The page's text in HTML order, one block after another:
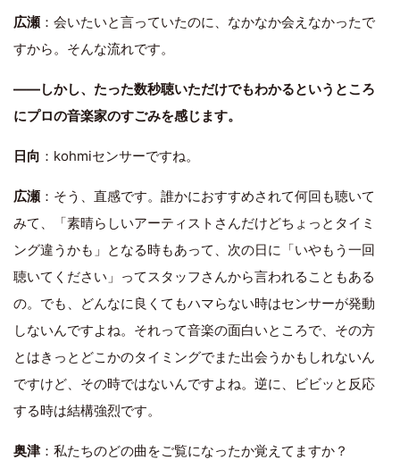
広瀬 ：会いたいと言っていたのに、なかなか会えなかったで
すから。そんな流れです。
――しかし、たった数秒聴いただけでもわかるというところ
にプロの音楽家のすごみを感じます。
日向 ：kohmiセンサーですね。
広瀬 ：そう、直感です。誰かにおすすめされて何回も聴いて
みて、「素晴らしいアーティストさんだけどちょっとタイミ
ング違うかも」となる時もあって、次の日に「いやもう一回
聴いてください」ってスタッフさんから言われることもある
の。でも、どんなに良くてもハマらない時はセンサーが発動
しないんですよね。それって音楽の面白いところで、その方
とはきっとどこかのタイミングでまた出会うかもしれないん
ですけど、その時ではないんですよね。逆に、ビビッと反応
する時は結構強烈です。
奥津：私たちのどの曲をご覧になったか覚えてますか？